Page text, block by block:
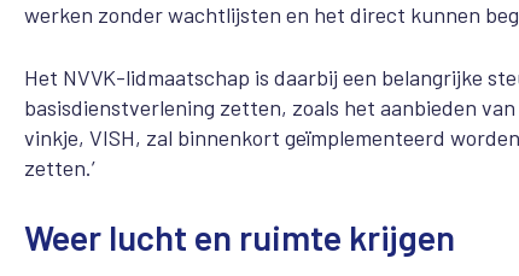
werken zonder wachtlijsten en het direct kunnen
Het NVVK-lidmaatschap is daarbij een belangrijke
basisdienstverlening zetten, zoals het aanbieden
vinkje, VISH, zal binnenkort geïmplementeerd
zetten.’
Weer lucht en ruimte krijgen